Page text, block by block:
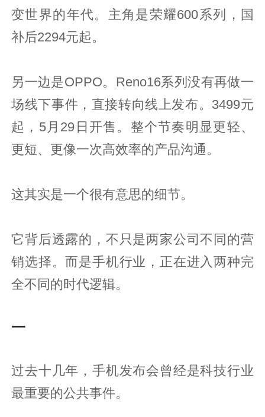
变世界的年代。主角是荣耀600系列，国
补后2294元起。
另一边是OPPO。Reno16系列没有再做一
场线下事件，直接转向线上发布。3499元
起，5月29日开售。整个节奏明显更轻、
更短、更像一次高效率的产品沟通。
这其实是一个很有意思的细节。
它背后透露的，不只是两家公司不同的营
销选择。而是手机行业，正在进入两种完
全不同的时代逻辑。
一
过去十几年，手机发布会曾经是科技行业
最重要的公共事件。